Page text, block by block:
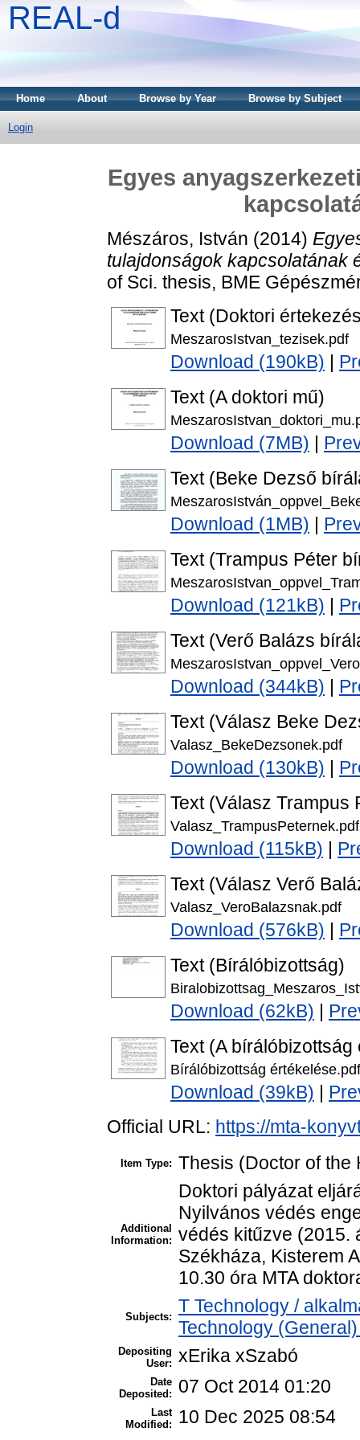
REAL-d
Home About Browse by Year Browse by Subject
Login
Egyes
Mészáros, István (2014)
tulajdonságok kapcsolatának
of Sci. thesis, BME
Text (Doktori
MeszarosIstvan_tezisek.pdf
Download (190kB)
Text (A doktori mű)
Download (7MB)
Text (Beke Dezső
Download (1MB)
Text (Trampus Péter
Download (121kB)
Text (Verő Balázs
Download (344kB)
Text (Válasz Beke
Valasz_BekeDezsonek.pdf
Download (130kB)
Text (Válasz Trampus
Valasz_TrampusPeternek.pdf
Download (115kB)
Text (Válasz Verő
Valasz_VeroBalazsnak.pdf
Download (576kB)
Text (Bírálóbizottság)
Download (62kB)
Text (A
Bírálóbizottság értékelése.pdf
Download (39kB)
Official URL: https://mta-
Item Type: Thesis (Doctor of the
Additional
Information:
Doktori pályázat
Nyilvános védés
védés kitűzve (2015.
Székháza, Kisterem
10.30 óra MTA
Subjects:
T Technology /
Technology
Depositing
User: xErika xSzabó
Date
Deposited:
07 Oct 2014 01:20
Last
Modified:
10 Dec 2025 08:54